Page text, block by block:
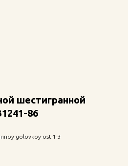
шестигранной
86
golovkoy-ost-1-3